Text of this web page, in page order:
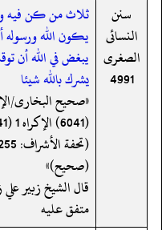
سنن
النسائى
الصغرى
4991
ثلاث من كن فيه
يكون الله ورسوله
يبغض في الله أن
يشرك بالله شيئا
(صحیح)»
قال الشيخ زبير علي
متفق عليه